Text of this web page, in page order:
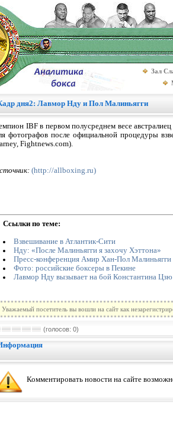
Зал
дня2: Лавмор Нду и Пол Малиньягги
IBF в первом полусреднем весе
фотографов после официальной процедуры
Fightnews.com).
(http://allboxing.ru)
Ссылки по теме:
Взвешивание в Атлантик-Сити
Нду: «После Малиньягги я захочу Хэттона»
Пресс-конференция Амир Хан-Пол Малиньягги
Фото: российские боксеры в Пекине
Лавмор Нду вызывает на бой Константина Цзю
Уважаемый посетитель вы вошли на сайт как
(голосов: 0)
Комментировать новости на сайте